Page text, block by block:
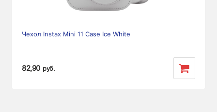
Чехол Instax Mini 11 Case Ice White
82,90 руб.